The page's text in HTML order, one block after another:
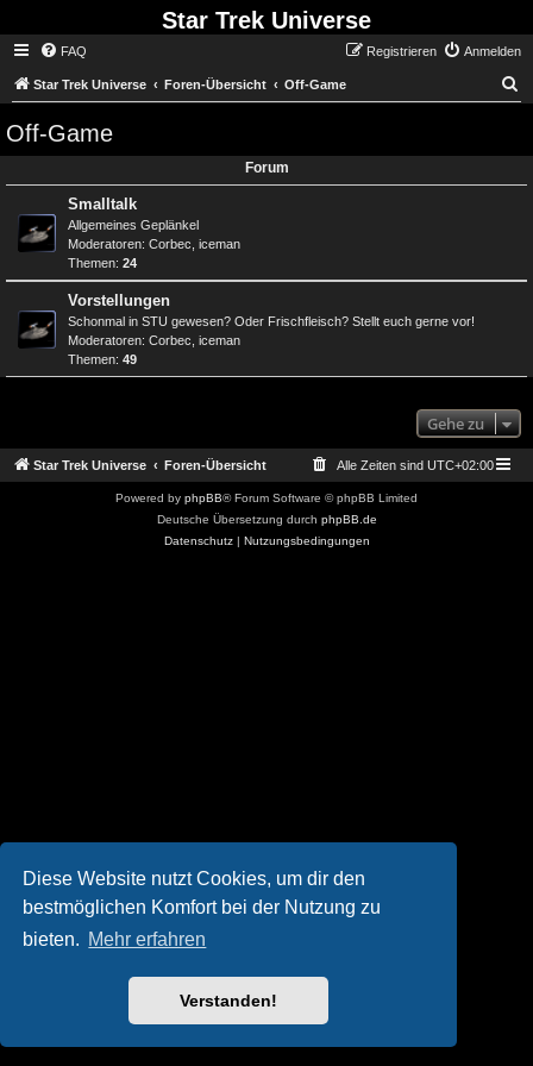
Diese Website nutzt Cookies, um dir den
bestmöglichen Komfort bei der Nutzung zu
bieten. Mehr erfahren
Verstanden!
Star Trek Universe
FAQ Anmelden
Registrieren
Star Trek Universe Foren-Übersicht Off-Game
Off-Game
Forum
Smalltalk
Allgemeines Geplänkel
Moderatoren: Corbec iceman
Themen: 24
Vorstellungen
Schonmal in STU gewesen? Oder Frischfleisch? Stellt euch gerne vor!
Moderatoren: Corbec iceman
Themen: 49
Gehe zu
Star Trek Universe Foren-Übersicht Alle Zeiten sind UTC+02:00
Powered by phpBB® Forum Software © phpBB Limited
Deutsche Übersetzung durch phpBB.de
Datenschutz| Nutzungsbedingungen